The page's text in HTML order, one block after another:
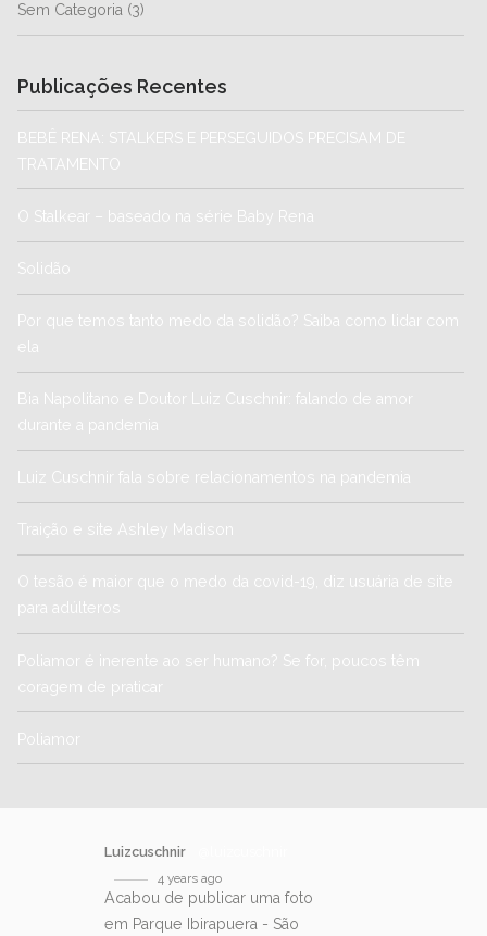
Sem Categoria (3)
Publicações Recentes
BEBÊ RENA: STALKERS E PERSEGUIDOS PRECISAM DE
TRATAMENTO
O Stalkear – baseado na série Baby Rena
Solidão
Por que temos tanto medo da solidão? Saiba como lidar com
ela
Bia Napolitano e Doutor Luiz Cuschnir: falando de amor
durante a pandemia
Luiz Cuschnir fala sobre relacionamentos na pandemia
Traição e site Ashley Madison
O tesão é maior que o medo da covid-19, diz usuária de site
para adúlteros
Poliamor é inerente ao ser humano? Se for, poucos têm
coragem de praticar
Poliamor
Luizcuschnir
4 years ago
Acabou de publicar uma foto
em Parque Ibirapuera - São